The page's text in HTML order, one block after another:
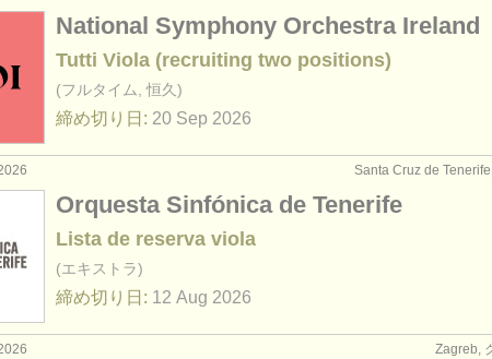
National Symphony Orchestra Ireland
Tutti Viola (recruiting two positions)
(フルタイム, 恒久)
締め切り日: 20 Sep 2026
Santa Cruz de
Orquesta Sinfónica de Tenerife
Lista de reserva viola
(エキストラ)
締め切り日: 12 Aug 2026
Zagreb,